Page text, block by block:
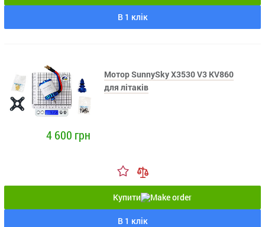
В 1 клік
Мотор SunnySky X3530 V3 KV860
для літаків
4 600 грн
Купити
В 1 клік